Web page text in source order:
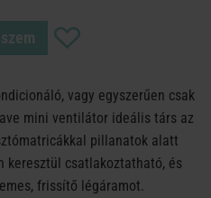
vagy egyszerűen csak
mini ventilátor ideális társ az
pillanatok alatt
keresztül csatlakoztatható, és
frissítő légáramot.